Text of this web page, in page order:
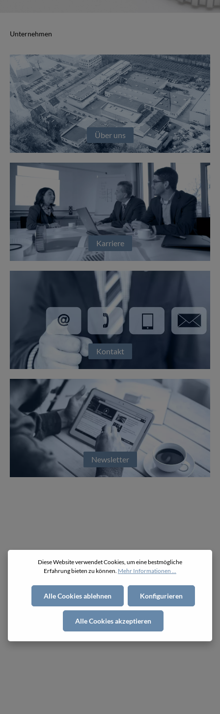
Unternehmen
Über uns
Karriere
Kontakt
Newsletter
Diese Website verwendet Cookies, um eine bestmögliche
Erfahrung bieten zu können. Mehr Informationen ...
Alle Cookies ablehnen Konfigurieren
Alle Cookies akzeptieren